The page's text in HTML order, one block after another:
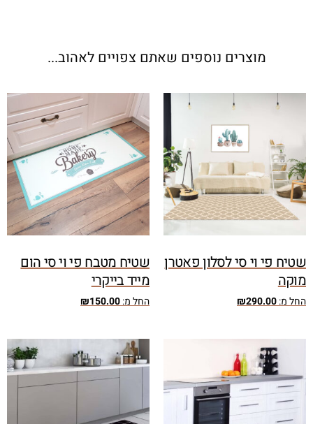
מוצרים נוספים שאתם צפויים לאהוב...
שטיח פי וי סי לסלון פאטרן
מוקה
החל מ: ₪290.00
שטיח מטבח פי וי סי הום
מייד בייקרי
החל מ: ₪150.00